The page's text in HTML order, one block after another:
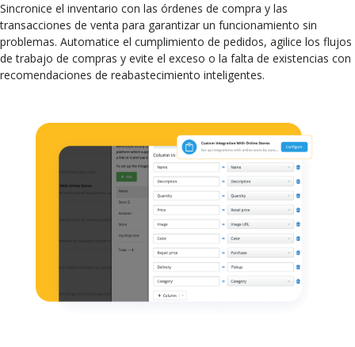
Sincronice el inventario con las órdenes de compra y las
transacciones de venta para garantizar un funcionamiento sin
problemas. Automatice el cumplimiento de pedidos, agilice los flujos
de trabajo de compras y evite el exceso o la falta de existencias con
recomendaciones de reabastecimiento inteligentes.